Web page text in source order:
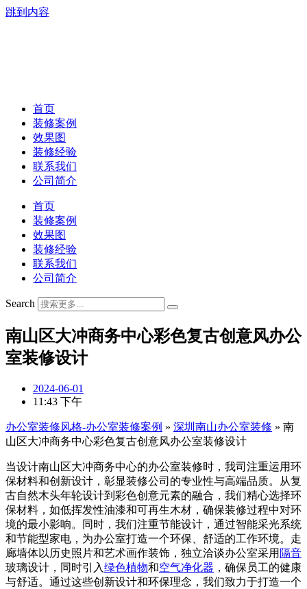
跳到内容
首页
装修案例
效果图
装修经验
联系我们
公司简介
首页
装修案例
效果图
装修经验
联系我们
公司简介
Search
南山区大冲商务中心彩色复古创意风办公
室装修设计
2024-06-01
11:43 下午
办公室装修风格-办公室装修案例 » 深圳南山办公室装修 » 南
山区大冲商务中心彩色复古创意风办公室装修设计
当设计南山区大冲商务中心的办公室装修时，我司注重运用环
保材料和创新设计，彰显装修公司的专业性与高端品质。从复
古自然木头年轮设计到彩色创意元素的融合，我们精心选择环
保材料，如低挥发性油漆和可再生木材，确保装修过程中对环
境的最小影响。同时，我们注重节能设计，通过智能采光系统
和节能型家电，为办公室打造一个环保、舒适的工作环境。走
廊墙体以历史照片和艺术画作装饰，独立洽谈办公室采用 隔音
玻璃设计，同时引入绿色植物和空气净化器 ，确保员工的健康
与舒适。通过这些创新设计和环保理念，我们致力于打造一个